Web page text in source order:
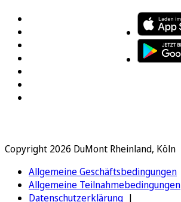
Copyright 2026 DuMont Rheinland, Köln
Allgemeine Geschäftsbedingungen
Allgemeine Teilnahmebedingungen
Datenschutzerklärung